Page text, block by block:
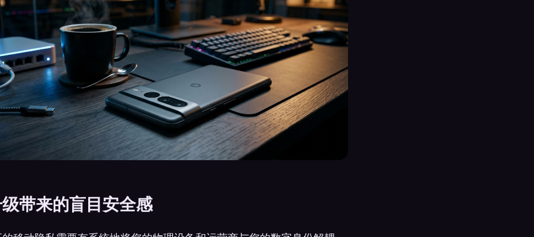
带来的盲目安全感